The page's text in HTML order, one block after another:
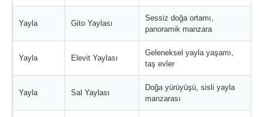
Yayla Gito Yaylası
Sessiz doğa ortamı,
panoramik manzara
Yayla Elevit Yaylası
Geleneksel yayla yaşamı,
taş evler
Yayla Sal Yaylası
Doğa yürüyüşü, sisli yayla
manzarası